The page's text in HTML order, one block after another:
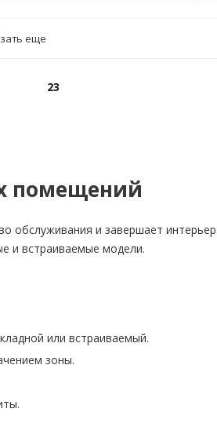
еще
23
помещений
обслуживания и завершает
и встраиваемые модели.
или встраиваемый.
зоны.